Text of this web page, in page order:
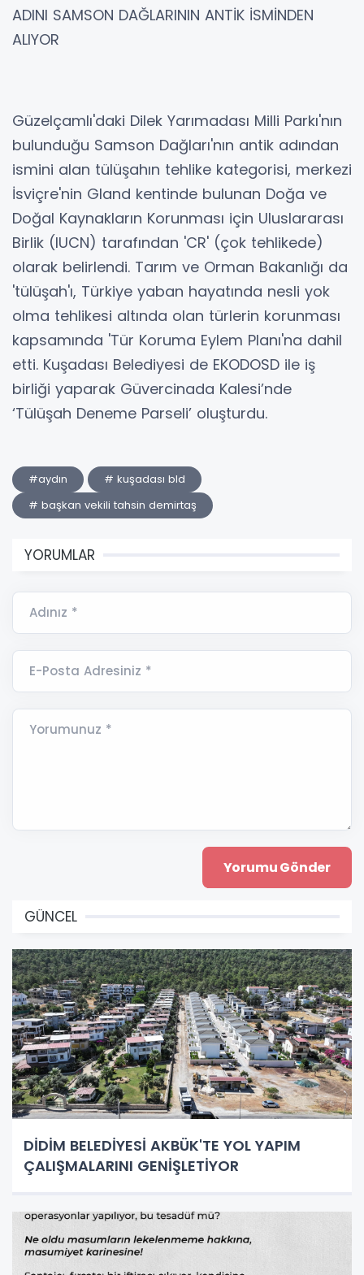
ADINI SAMSON DAĞLARININ ANTİK İSMİNDEN
ALIYOR
Güzelçamlı'daki Dilek Yarımadası Milli Parkı'nın
bulunduğu Samson Dağları'nın antik adından
ismini alan tülüşahın tehlike kategorisi, merkezi
İsviçre'nin Gland kentinde bulunan Doğa ve
Doğal Kaynakların Korunması için Uluslararası
Birlik (IUCN) tarafından 'CR' (çok tehlikede)
olarak belirlendi. Tarım ve Orman Bakanlığı da
'tülüşah'ı, Türkiye yaban hayatında nesli yok
olma tehlikesi altında olan türlerin korunması
kapsamında 'Tür Koruma Eylem Planı'na dahil
etti. Kuşadası Belediyesi de EKODOSD ile iş
birliği yaparak Güvercinada Kalesi’nde
‘Tülüşah Deneme Parseli’ oluşturdu.
#aydın
# kuşadası bld
# başkan vekili tahsin demirtaş
YORUMLAR
Adınız *
E-Posta Adresiniz *
Yorumunuz *
GÜNCEL
DİDİM BELEDİYESİ AKBÜK'TE YOL YAPIM
ÇALIŞMALARINI GENİŞLETİYOR